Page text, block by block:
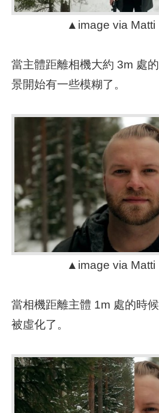
▲image via Matti
當主體距離相機大約 3m 處
景開始有一些模糊了。
▲image via Matti
當相機距離主體 1m 處的時
被虛化了。